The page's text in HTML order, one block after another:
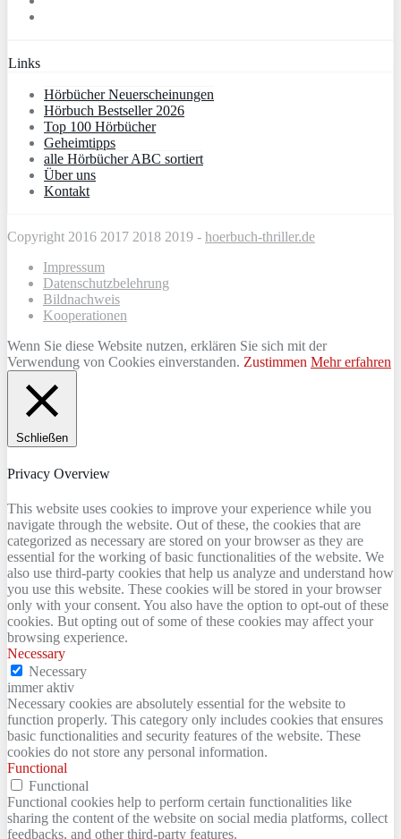
Links
Hörbücher Neuerscheinungen
Hörbuch Bestseller 2026
Top 100 Hörbücher
Geheimtipps
alle Hörbücher ABC sortiert
Über uns
Kontakt
Copyright 2016 2017 2018 2019 - hoerbuch-thriller.de
Impressum
Datenschutzbelehrung
Bildnachweis
Kooperationen
Wenn Sie diese Website nutzen, erklären Sie sich mit der
Verwendung von Cookies einverstanden. Zustimmen Mehr erfahren
Schließen
Privacy Overview
This website uses cookies to improve your experience while you
navigate through the website. Out of these, the cookies that are
categorized as necessary are stored on your browser as they are
essential for the working of basic functionalities of the website. We
also use third-party cookies that help us analyze and understand how
you use this website. These cookies will be stored in your browser
only with your consent. You also have the option to opt-out of these
cookies. But opting out of some of these cookies may affect your
browsing experience.
Necessary
Necessary
immer aktiv
Necessary cookies are absolutely essential for the website to
function properly. This category only includes cookies that ensures
basic functionalities and security features of the website. These
cookies do not store any personal information.
Functional
Functional
Functional cookies help to perform certain functionalities like
sharing the content of the website on social media platforms, collect
feedbacks, and other third-party features.